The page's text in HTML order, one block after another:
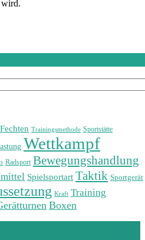
wird.
Fechten Trainingsmethode Sportstätte
Wettkampf
Radsport Bewegungshandlung
Spielsportart Taktik Sportgerät
Kraft Training
Boxen